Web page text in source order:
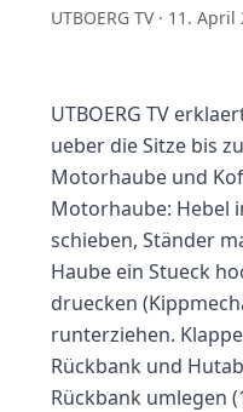
UTBOERG TV · 11. April
UTBOERG TV
ueber die Sitze bis
Motorhaube und
Motorhaube: Hebel
schieben, Ständer
Haube ein Stueck
druecken
runterziehen.
Rückbank und
Rückbank umlegen